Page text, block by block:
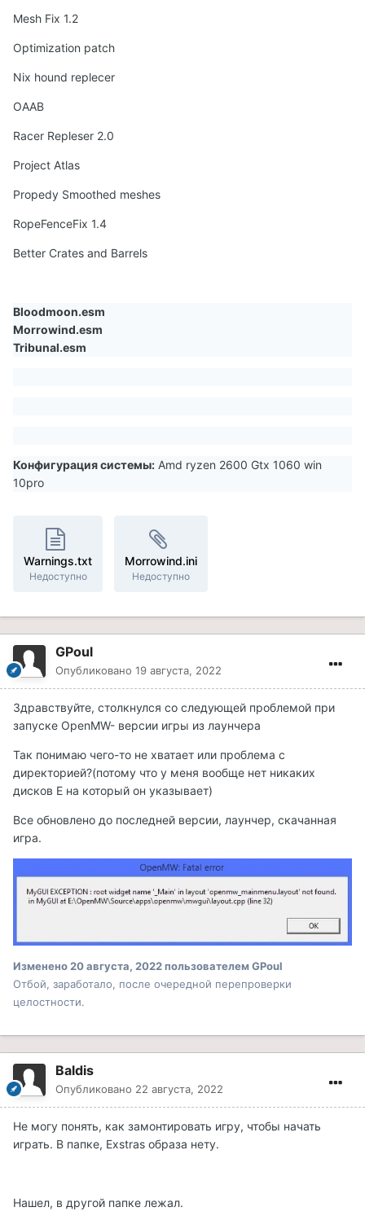
Mesh Fix 1.2
Optimization patch
Nix hound replecer
OAAB
Racer Repleser 2.0
Project Atlas
Propedy Smoothed meshes
RopeFenceFix 1.4
Better Crates and Barrels
Bloodmoon.esm
Morrowind.esm
Tribunal.esm
Конфигурация системы: Amd ryzen 2600 Gtx 1060 win
10pro
Warnings.txt
Недоступно
Morrowind.ini
Недоступно
GPoul
Опубликовано 19 августа, 2022
Здравствуйте, столкнулся со следующей проблемой при
запуске OpenMW- версии игры из лаунчера
Так понимаю чего-то не хватает или проблема с
директорией?(потому что у меня вообще нет никаких
дисков Е на который он указывает)
Все обновлено до последней версии, лаунчер, скачанная
игра.
Изменено 20 августа, 2022пользователем GPoul
Отбой, заработало, после очередной перепроверки
целостности.
Baldis
Опубликовано 22 августа, 2022
Не могу понять, как замонтировать игру, чтобы начать
играть. В папке, Exstras образа нету.
Нашел, в другой папке лежал.